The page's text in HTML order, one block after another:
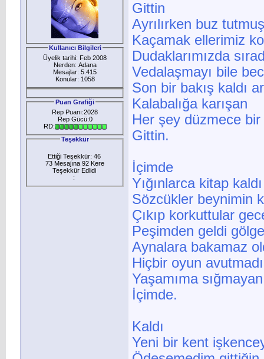
Kullanıcı Bilgileri
Üyelik tarihi: Feb 2008
Nerden: Adana
Mesajlar: 5.415
Konular: 1058
Puan Grafiği
Rep Puanı:2028
Rep Gücü:0
RD:
Teşekkür
Ettiği Teşekkür: 46
73 Mesajına 92 Kere
Teşekkür Edlidi
:
Gittin
Ayrılırken buz
Kaçamak ellerimiz
Dudaklarımızda
Vedalaşmayı bile
Son bir bakış kaldı
Kalabalığa karışan
Her şey düzmece
Gittin.
İçimde
Yığınlarca kitap
Sözcükler beynimin
Çıkıp korkuttular
Peşimden geldi
Aynalara bakamaz
Hiçbir oyun
Yaşamıma
İçimde.
Kaldı
Yeni bir kent